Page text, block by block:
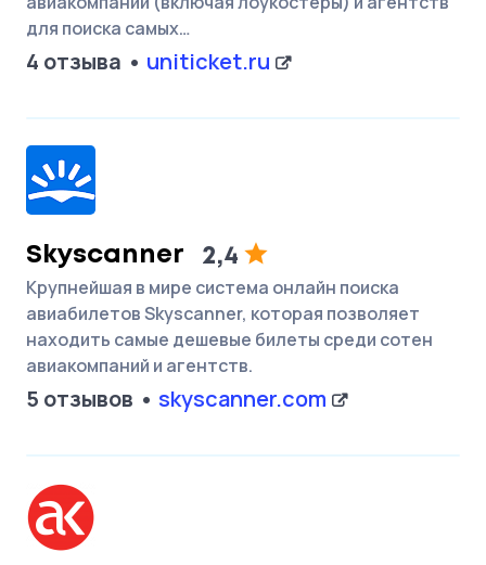
для поиска самых…
4 отзыва uniticket.ru
Skyscanner 2,4
Крупнейшая в мире система онлайн поиска
авиабилетов Skyscanner, которая позволяет
находить самые дешевые билеты среди сотен
авиакомпаний и агентств.
5 отзывов skyscanner.com